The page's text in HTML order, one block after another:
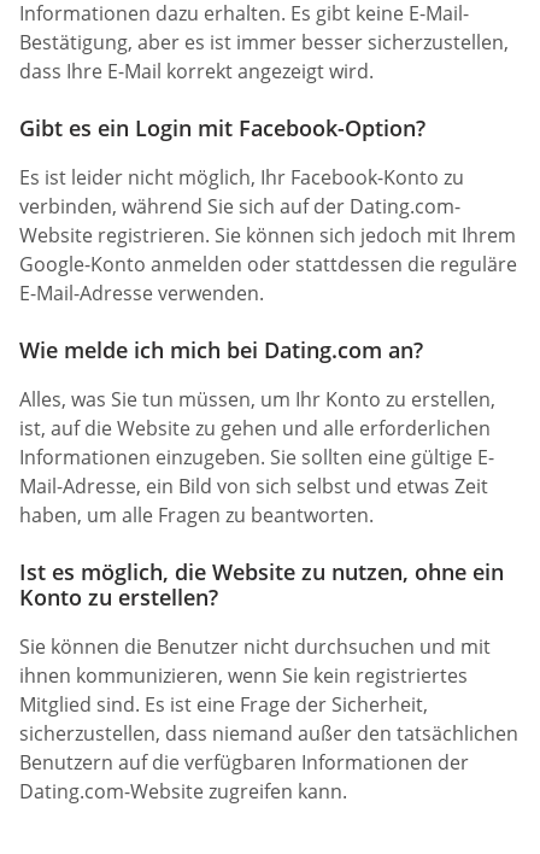
Informationen dazu erhalten. Es gibt keine E-Mail-
Bestätigung, aber es ist immer besser sicherzustellen,
dass Ihre E-Mail korrekt angezeigt wird.
Gibt es ein Login mit Facebook-Option?
Es ist leider nicht möglich, Ihr Facebook-Konto zu
verbinden, während Sie sich auf der Dating.com-
Website registrieren. Sie können sich jedoch mit Ihrem
Google-Konto anmelden oder stattdessen die reguläre
E-Mail-Adresse verwenden.
Wie melde ich mich bei Dating.com an?
Alles, was Sie tun müssen, um Ihr Konto zu erstellen,
ist, auf die Website zu gehen und alle erforderlichen
Informationen einzugeben. Sie sollten eine gültige E-
Mail-Adresse, ein Bild von sich selbst und etwas Zeit
haben, um alle Fragen zu beantworten.
Ist es möglich, die Website zu nutzen, ohne ein
Konto zu erstellen?
Sie können die Benutzer nicht durchsuchen und mit
ihnen kommunizieren, wenn Sie kein registriertes
Mitglied sind. Es ist eine Frage der Sicherheit,
sicherzustellen, dass niemand außer den tatsächlichen
Benutzern auf die verfügbaren Informationen der
Dating.com-Website zugreifen kann.